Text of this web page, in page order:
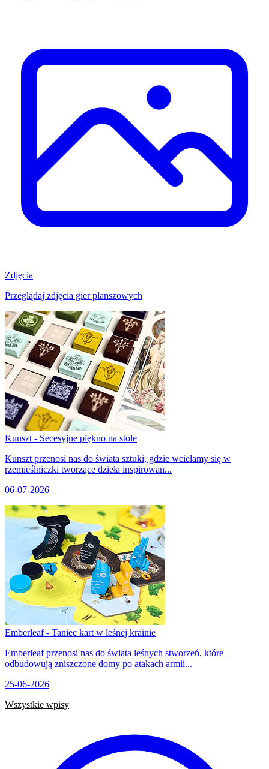
Zdjęcia
Przeglądaj zdjęcia gier planszowych
Kunszt - Secesyjne piękno na stole
Kunszt przenosi nas do świata sztuki, gdzie wcielamy się w
rzemieślniczki tworzące dzieła inspirowan...
06-07-2026
Emberleaf - Taniec kart w leśnej krainie
Emberleaf przenosi nas do świata leśnych stworzeń, które
odbudowują zniszczone domy po atakach armii...
25-06-2026
Wszystkie wpisy